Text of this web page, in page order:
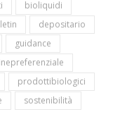
bioliquidi
depositario
guidance
prodottibiologici
sostenibilità